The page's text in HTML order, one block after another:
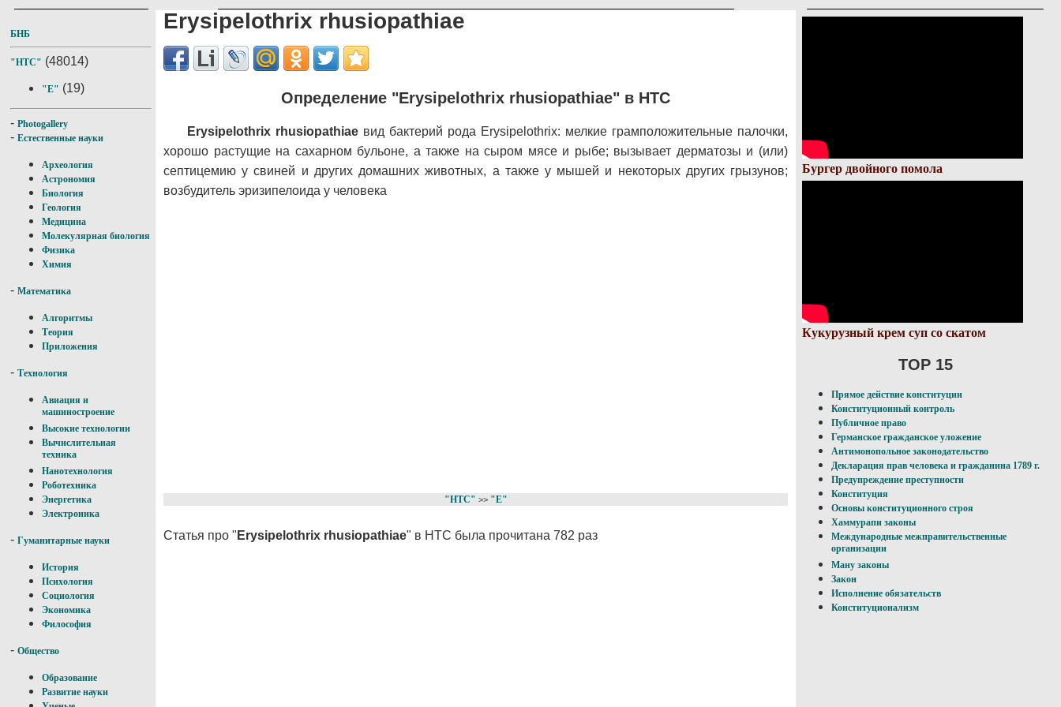
БНБ
"НТС" (48014)
"E" (19)
- Photogallery
- Естественные науки
Археология
Астрономия
Биология
Геология
Медицина
Молекулярная биология
Физика
Химия
- Математика
Алгоритмы
Теория
Приложения
- Технология
Авиация и
машиностроение
Высокие технологии
Вычислительная
техника
Нанотехнология
Роботехника
Энергетика
Электроника
- Гуманитарные науки
История
Психология
Социология
Экономика
Философия
- Общество
Образование
Развитие науки
Erysipelothrix rhusiopathiae
Определение "Erysipelothrix rhusiopathiae" в НТС
Erysipelothrix rhusiopathiae вид бактерий рода Erysipelothrix: мелкие грамположительные палочки,
хорошо растущие на сахарном бульоне, а также на сыром мясе и рыбе; вызывает дерматозы и (или)
септицемию у свиней и других домашних животных, а также у мышей и некоторых других грызунов;
возбудитель эризипелоида у человека
"НТС" >> "E"
Статья про " Erysipelothrix rhusiopathiae" в НТС была прочитана 782 раз
Бургер двойного помола
Кукурузный крем суп со скатом
TOP 15
Прямое действие конституции
Конституционный контроль
Публичное право
Германское гражданское уложение
Антимонопольное законодательство
Декларация прав человека и гражданина 1789 г.
Предупреждение преступности
Конституция
Основы конституционного строя
Хаммурапи законы
Международные межправительственные
организации
Ману законы
Закон
Исполнение обязательств
Конституционализм